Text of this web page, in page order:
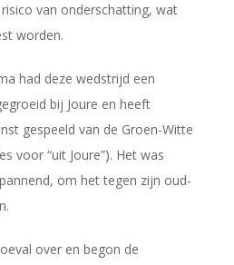
van onderschatting, wat
worden.
had deze wedstrijd een
bij Joure en heeft
gespeeld van de Groen-Witte
voor “uit Joure”). Het was
om het tegen zijn oud-
over en begon de